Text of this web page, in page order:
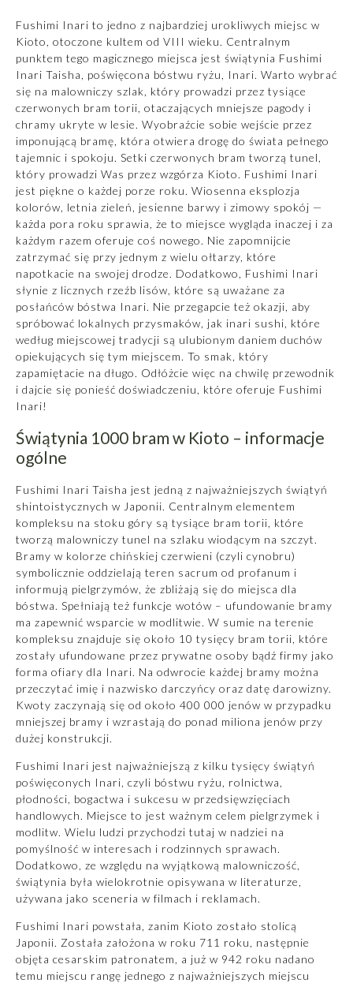
Fushimi Inari to jedno z najbardziej urokliwych miejsc w
Kioto, otoczone kultem od VIII wieku. Centralnym
punktem tego magicznego miejsca jest świątynia Fushimi
Inari Taisha, poświęcona bóstwu ryżu, Inari. Warto wybrać
się na malowniczy szlak, który prowadzi przez tysiące
czerwonych bram torii, otaczających mniejsze pagody i
chramy ukryte w lesie. Wyobraźcie sobie wejście przez
imponującą bramę, która otwiera drogę do świata pełnego
tajemnic i spokoju. Setki czerwonych bram tworzą tunel,
który prowadzi Was przez wzgórza Kioto. Fushimi Inari
jest piękne o każdej porze roku. Wiosenna eksplozja
kolorów, letnia zieleń, jesienne barwy i zimowy spokój —
każda pora roku sprawia, że to miejsce wygląda inaczej i za
każdym razem oferuje coś nowego. Nie zapomnijcie
zatrzymać się przy jednym z wielu ołtarzy, które
napotkacie na swojej drodze. Dodatkowo, Fushimi Inari
słynie z licznych rzeźb lisów, które są uważane za
posłańców bóstwa Inari. Nie przegapcie też okazji, aby
spróbować lokalnych przysmaków, jak inari sushi, które
według miejscowej tradycji są ulubionym daniem duchów
opiekujących się tym miejscem. To smak, który
zapamiętacie na długo. Odłóżcie więc na chwilę przewodnik
i dajcie się ponieść doświadczeniu, które oferuje Fushimi
Inari!
Świątynia 1000 bram w Kioto – informacje
ogólne
Fushimi Inari Taisha jest jedną z najważniejszych świątyń
shintoistycznych w Japonii. Centralnym elementem
kompleksu na stoku góry są tysiące bram torii, które
tworzą malowniczy tunel na szlaku wiodącym na szczyt.
Bramy w kolorze chińskiej czerwieni (czyli cynobru)
symbolicznie oddzielają teren sacrum od profanum i
informują pielgrzymów, że zbliżają się do miejsca dla
bóstwa. Spełniają też funkcje wotów – ufundowanie bramy
ma zapewnić wsparcie w modlitwie. W sumie na terenie
kompleksu znajduje się około 10 tysięcy bram torii, które
zostały ufundowane przez prywatne osoby bądź firmy jako
forma ofiary dla Inari. Na odwrocie każdej bramy można
przeczytać imię i nazwisko darczyńcy oraz datę darowizny.
Kwoty zaczynają się od około 400 000 jenów w przypadku
mniejszej bramy i wzrastają do ponad miliona jenów przy
dużej konstrukcji.
Fushimi Inari jest najważniejszą z kilku tysięcy świątyń
poświęconych Inari, czyli bóstwu ryżu, rolnictwa,
płodności, bogactwa i sukcesu w przedsięwzięciach
handlowych. Miejsce to jest ważnym celem pielgrzymek i
modlitw. Wielu ludzi przychodzi tutaj w nadziei na
pomyślność w interesach i rodzinnych sprawach.
Dodatkowo, ze względu na wyjątkową malowniczość,
świątynia była wielokrotnie opisywana w literaturze,
używana jako sceneria w filmach i reklamach.
Fushimi Inari powstała, zanim Kioto zostało stolicą
Japonii. Została założona w roku 711 roku, następnie
objęta cesarskim patronatem, a już w 942 roku nadano
temu miejscu rangę jednego z najważniejszych miejscu